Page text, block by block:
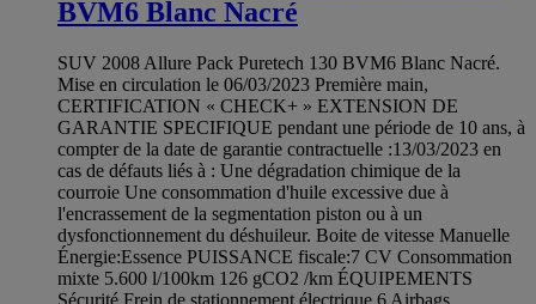
BVM6 Blanc Nacré
SUV 2008 Allure Pack Puretech 130 BVM6 Blanc Nacré.
Mise en circulation le 06/03/2023 Première main,
CERTIFICATION « CHECK+ » EXTENSION DE
GARANTIE SPECIFIQUE pendant une période de 10 ans, à
compter de la date de garantie contractuelle :13/03/2023 en
cas de défauts liés à : Une dégradation chimique de la
courroie Une consommation d'huile excessive due à
l'encrassement de la segmentation piston ou à un
dysfonctionnement du déshuileur. Boite de vitesse Manuelle
Énergie:Essence PUISSANCE fiscale:7 CV Consommation
mixte 5.600 l/100km 126 gCO2 /km ÉQUIPEMENTS